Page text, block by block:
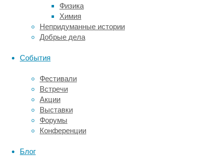
Физика
Химия
Непридуманные истории
Добрые дела
События
Фестивали
Встречи
Акции
Выставки
Форумы
Конференции
Блог
пара
мутантных
генов
в
ребёнка.
Чтобы
как-
то
сдержать
отравление